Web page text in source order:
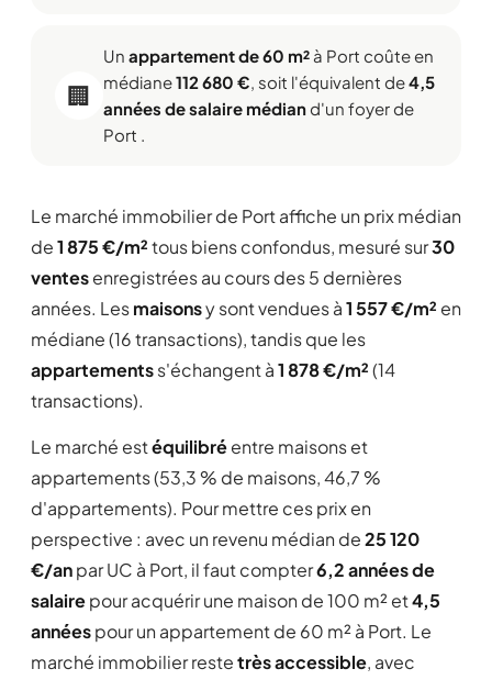
🏢
Un appartement de 60 m² à Port coûte en
médiane112 680 €, soit l'équivalent de4,5
années de salaire médiand'un foyer de
Port .
Le marché immobilier de Port affiche un prix médian
de1 875 €/m²tous biens confondus, mesuré sur30
ventesenregistrées au cours des 5 dernières
années. Lesmaisonsy sont vendues à1 557 €/m² en
médiane (16 transactions), tandis que les
appartementss'échangent à1 878 €/m²(14
transactions).
Le marché estéquilibréentre maisons et
appartements (53,3 % de maisons, 46,7 %
d'appartements). Pour mettre ces prix en
perspective : avec un revenu médian de25 120
€/anpar UC à Port, il faut compter6,2 années de
salairepour acquérir une maison de 100 m² et4,5
annéespour un appartement de 60 m² à Port. Le
marché immobilier restetrès accessible, avec